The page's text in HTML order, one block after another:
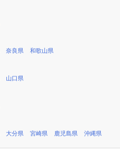
奈良県 和歌山県
山口県
大分県 宮崎県 鹿児島県 沖縄県